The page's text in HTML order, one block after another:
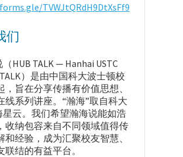
TVWJtQRdH9DtXsFf9
们
HUB TALK — Hanhai USTC
）是由中国科大波士顿校
，旨在分享传播有价值思想、
线系列讲座。“瀚海”取自科大
星云。我们希望瀚海说能如浩
收纳包容来自不同领域值得传
和经验，成为汇聚校友智慧、
联结的有益平台。